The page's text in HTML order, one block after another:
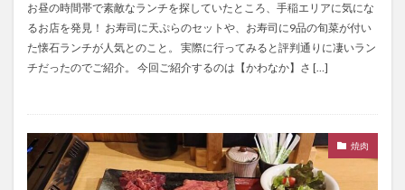
お昼の時間帯で素敵なランチを探していたところ、手稲エリアに気にな
るお店を発見！ お寿司に天ぷらのセットや、お寿司に9品の旬菜が付い
た懐石ランチが人気とのこと。 実際に行ってみると評判通りに凄いラン
チだったのでご紹介。 今回ご紹介するのは【かわなか】さ […]
焼肉